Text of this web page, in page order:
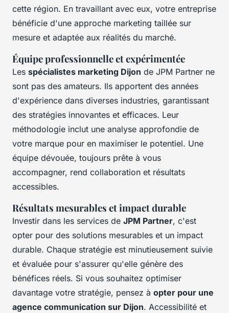
cette région. En travaillant avec eux, votre entreprise
bénéficie d'une approche marketing taillée sur
mesure et adaptée aux réalités du marché.
Équipe professionnelle et expérimentée
Les spécialistes marketing Dijon de JPM Partner ne
sont pas des amateurs. Ils apportent des années
d'expérience dans diverses industries, garantissant
des stratégies innovantes et efficaces. Leur
méthodologie inclut une analyse approfondie de
votre marque pour en maximiser le potentiel. Une
équipe dévouée, toujours prête à vous
accompagner, rend collaboration et résultats
accessibles.
Résultats mesurables et impact durable
Investir dans les services de JPM Partner, c'est
opter pour des solutions mesurables et un impact
durable. Chaque stratégie est minutieusement suivie
et évaluée pour s'assurer qu'elle génère des
bénéfices réels. Si vous souhaitez optimiser
davantage votre stratégie, pensez à opter pour une
agence communication sur Dijon. Accessibilité et